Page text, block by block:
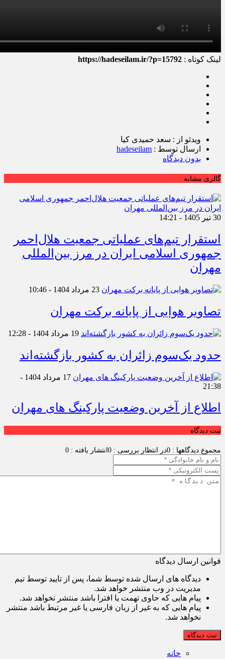
لینک کوتاه : https://hadeseilam.ir/?p=15792
ویدئو از : سعد حمیدی کیا
ارسال توسط : hadeseilam
بدون دیدگاه
گالری مشابه
30 تیر 1405 - 14:21
استقرار تیم‌های عملیاتی جمعیت هلال‌احمر
جمهوری اسلامی ایران در مرز بین‌المللی
مهران
23 مرداد 1404 - 10:46
تصاویر هوایی از پایانه برکت مهران
19 مرداد 1404 - 12:28
حدود یک‌سوم زائران به کشور بازگشته‌اند
17 مرداد 1404 -
21:38
اطلاع از آخرین وضعیت پارکینگ های مهران
ثبت دیدگاه
مجموع دیدگاهها : 0 در انتظار بررسی : 0 انتشار یافته : 0
قوانین ارسال دیدگاه
دیدگاه های ارسال شده توسط شما، پس از تایید توسط تیم
مدیریت در وب منتشر خواهد شد.
پیام هایی که حاوی تهمت یا افترا باشد منتشر نخواهد شد.
پیام هایی که به غیر از زبان فارسی یا غیر مرتبط باشد منتشر
نخواهد شد.
ثبت دیدگاه
خانه